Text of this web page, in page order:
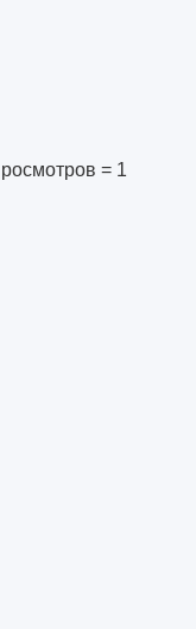
= 1